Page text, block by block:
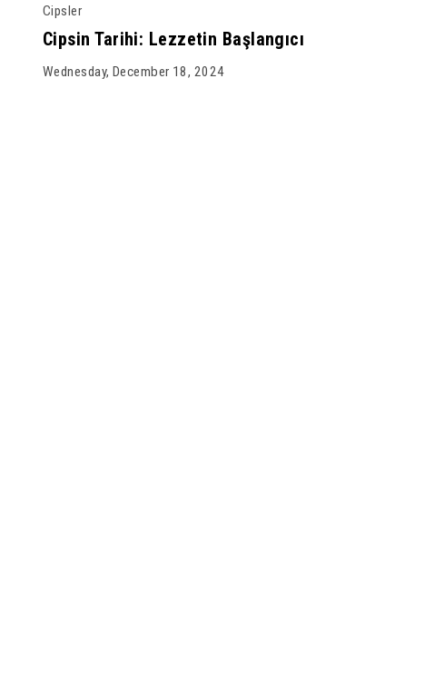
Cipsler
Cipsin Tarihi: Lezzetin Başlangıcı
Wednesday, December 18, 2024